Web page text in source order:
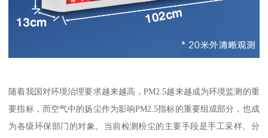
随着我国对环境治理要求越来越高，PM2.5越来越成为环境监测的重
要指标，而空气中的扬尘作为影响PM2.5指标的重要组成部分，也成
为各级环保部门的对象。当前检测粉尘的主要手段是手工采样、分